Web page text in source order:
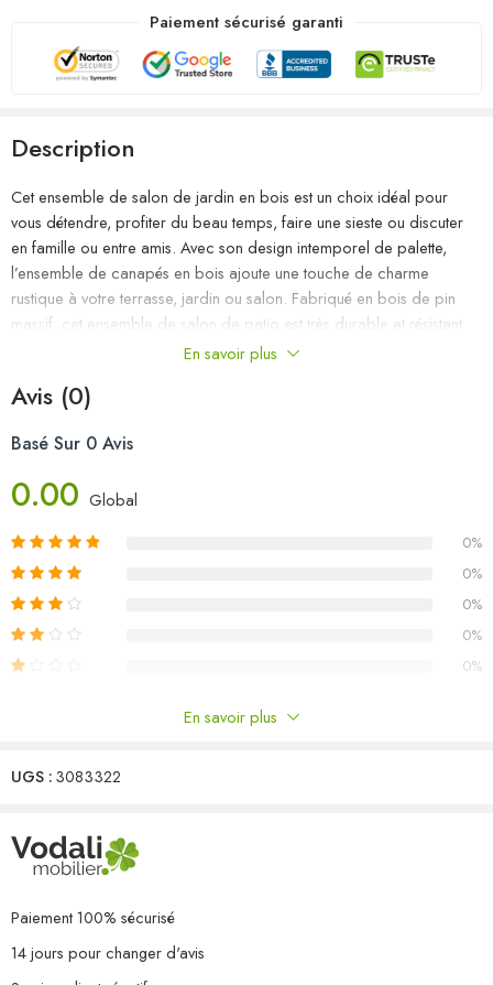
Paiement sécurisé garanti
Description
Cet ensemble de salon de jardin en bois est un choix idéal pour
vous détendre, profiter du beau temps, faire une sieste ou discuter
en famille ou entre amis. Avec son design intemporel de palette,
l’ensemble de canapés en bois ajoute une touche de charme
rustique à votre terrasse, jardin ou salon. Fabriqué en bois de pin
massif, cet ensemble de salon de patio est très durable et résistant
aux intempéries. Cet ensemble de meubles a une construction solide
permet également de placer l’ensemble dans n’importe quel
de vie des meubles d’extérieur, nous vous recommandons de les
Matériau : bois de pin massif
Dimensions du canapé central/d’angle : 63,5 x 63,5 x 62,5 cm (L
x l x H)
Dimensions de la table/du repose-pied : 63,5 x 63,5 x 28,5 cm
(L x l x H)
2 x table/repose-pied
En savoir plus
Avis (0)
Basé Sur 0 Avis
0.00 Global
0%
0%
0%
0%
0%
Il n'y a pas encore de critiques.
En savoir plus
UGS :3083322
Paiement 100% sécurisé
14 jours pour changer d'avis